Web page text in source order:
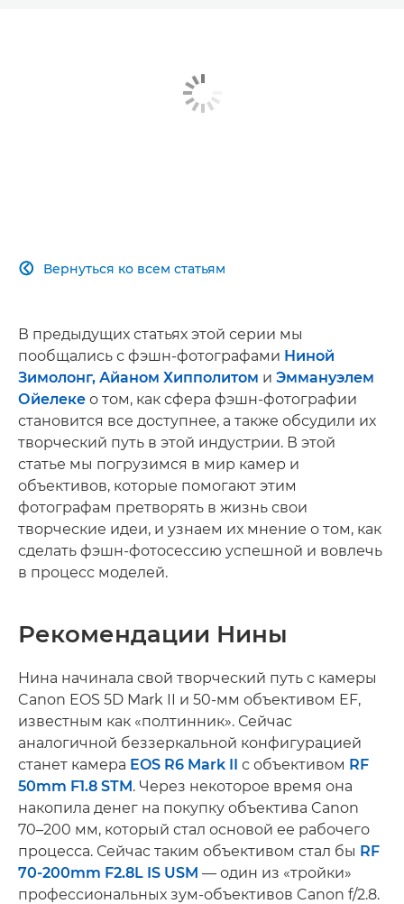
Вернуться ко всем статьям

В предыдущих статьях этой серии мы
пообщались с фэшн-фотографами Ниной
Зимолонг, Айаном Хипполитом и Эммануэлем
Ойелеке о том, как сфера фэшн-фотографии
становится все доступнее, а также обсудили их
творческий путь в этой индустрии. В этой
статье мы погрузимся в мир камер и
объективов, которые помогают этим
фотографам претворять в жизнь свои
творческие идеи, и узнаем их мнение о том, как
сделать фэшн-фотосессию успешной и вовлечь
в процесс моделей.
Рекомендации Нины
Нина начинала свой творческий путь с камеры
Canon EOS 5D Mark II и 50-мм объективом EF,
известным как «полтинник». Сейчас
аналогичной беззеркальной конфигурацией
станет камера EOS R6 Mark II с объективом RF
50mm F1.8 STM. Через некоторое время она
накопила денег на покупку объектива Canon
70–200 мм, который стал основой ее рабочего
процесса. Сейчас таким объективом стал бы RF
70-200mm F2.8L IS USM — один из «тройки»
профессиональных зум-объективов Canon f/2.8.